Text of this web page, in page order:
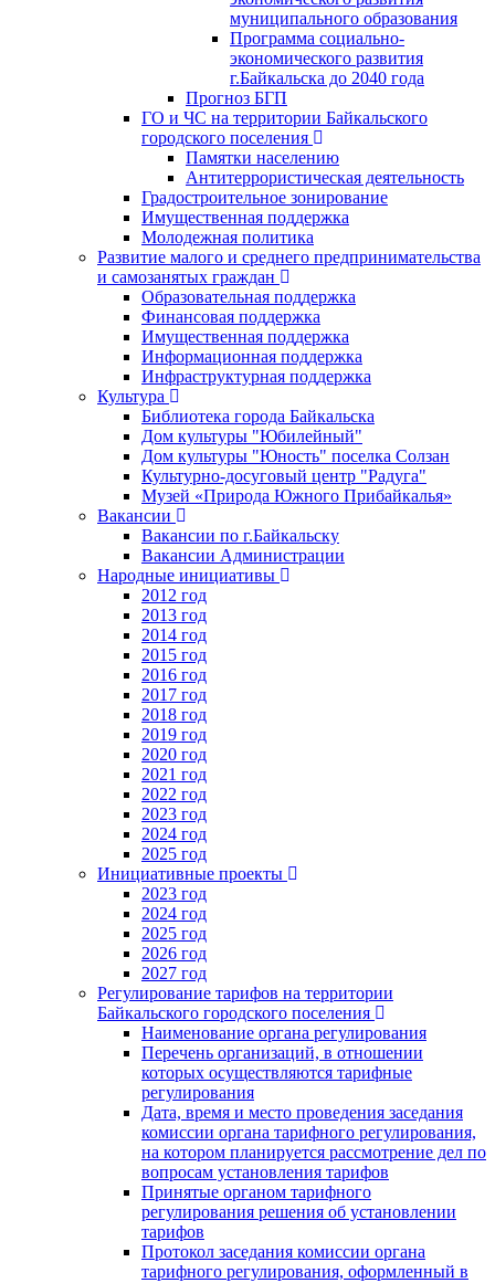
муниципального образования
Программа социально-
экономического развития
г.Байкальска до 2040 года
Прогноз БГП
ГО и ЧС на территории Байкальского
городского поселения
Памятки населению
Антитеррористическая деятельность
Градостроительное зонирование
Имущественная поддержка
Молодежная политика
Развитие малого и среднего предпринимательства
и самозанятых граждан
Образовательная поддержка
Финансовая поддержка
Имущественная поддержка
Информационная поддержка
Инфраструктурная поддержка
Культура
Библиотека города Байкальска
Дом культуры "Юбилейный"
Дом культуры "Юность" поселка Солзан
Культурно-досуговый центр "Радуга"
Музей «Природа Южного Прибайкалья»
Вакансии
Вакансии по г.Байкальску
Вакансии Администрации
Народные инициативы
2012 год
2013 год
2014 год
2015 год
2016 год
2017 год
2018 год
2019 год
2020 год
2021 год
2022 год
2023 год
2024 год
2025 год
Инициативные проекты
2023 год
2024 год
2025 год
2026 год
2027 год
Регулирование тарифов на территории
Байкальского городского поселения
Наименование органа регулирования
Перечень организаций, в отношении
которых осуществляются тарифные
регулирования
Дата, время и место проведения заседания
комиссии органа тарифного регулирования,
на котором планируется рассмотрение дел по
вопросам установления тарифов
Принятые органом тарифного
регулирования решения об установлении
тарифов
Протокол заседания комиссии органа
тарифного регулирования, оформленный в